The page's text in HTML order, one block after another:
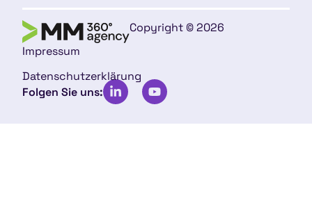
Copyright © 2026
Impressum
Datenschutzerklärung
Folgen Sie uns: